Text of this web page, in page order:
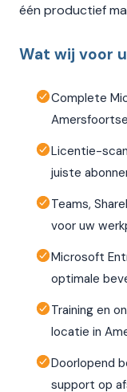
één productief
Wat wij voor
Complete
Licentie-
juiste
Teams,
voor uw
Microsoft
optimale
Training en
locatie in
Doorlopend
support op